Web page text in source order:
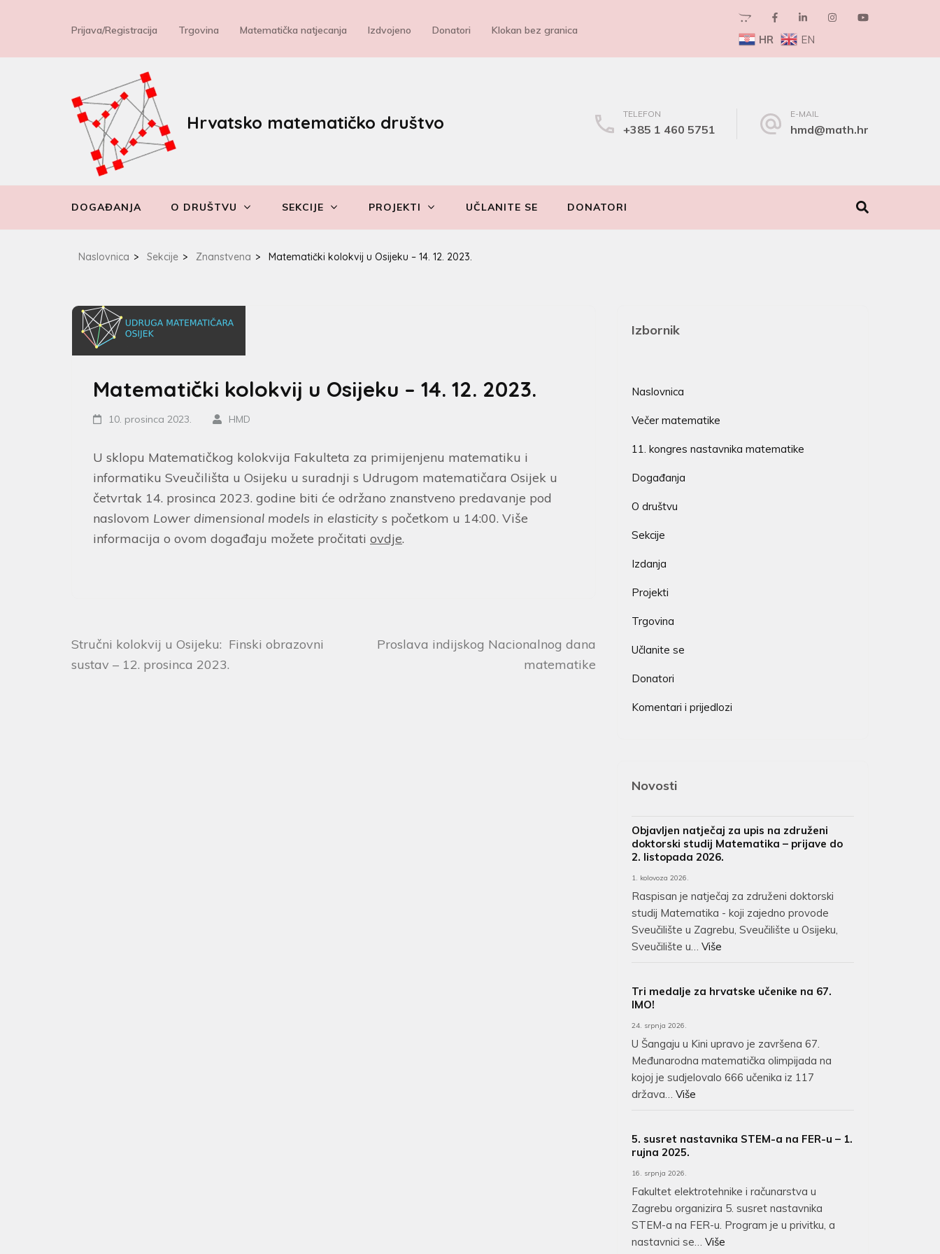
Prijava/Registracija Trgovina Matematička natjecanja Izdvojeno Donatori Klokan bez granica
HR EN
Hrvatsko matematičko društvo TELEFON
+385 1 460 5751
E-MAIL
hmd@math.hr
DOGAĐANJA O DRUŠTVU SEKCIJE PROJEKTI UČLANITE SE DONATORI
Naslovnica > Sekcije > Znanstvena > Matematički kolokvij u Osijeku – 14. 12. 2023.
Matematički kolokvij u Osijeku – 14. 12. 2023.
10. prosinca 2023. HMD
U sklopu Matematičkog kolokvija Fakulteta za primijenjenu matematiku i
informatiku Sveučilišta u Osijeku u suradnji s Udrugom matematičara Osijek u
četvrtak 14. prosinca 2023. godine biti će održano znanstveno predavanje pod
naslovom Lower dimensional models in elasticity s početkom u 14:00. Više
informacija o ovom događaju možete pročitati ovdje.
Stručni kolokvij u Osijeku: Finski obrazovni
sustav – 12. prosinca 2023.
Proslava indijskog Nacionalnog dana
matematike
Izbornik
Naslovnica
Večer matematike
11. kongres nastavnika matematike
Događanja
O društvu
Sekcije
Izdanja
Projekti
Trgovina
Učlanite se
Donatori
Komentari i prijedlozi
Novosti
Objavljen natječaj za upis na združeni
doktorski studij Matematika – prijave do
2. listopada 2026.
1. kolovoza 2026.
Raspisan je natječaj za združeni doktorski
studij Matematika - koji zajedno provode
Sveučilište u Zagrebu, Sveučilište u Osijeku,
Sveučilište u…Više
Tri medalje za hrvatske učenike na 67.
IMO!
24. srpnja 2026.
U Šangaju u Kini upravo je završena 67.
Međunarodna matematička olimpijada na
kojoj je sudjelovalo 666 učenika iz 117
država…Više
5. susret nastavnika STEM-a na FER-u – 1.
rujna 2025.
16. srpnja 2026.
Fakultet elektrotehnike i računarstva u
Zagrebu organizira 5. susret nastavnika
STEM-a na FER-u. Program je u privitku, a
nastavnici se…Više